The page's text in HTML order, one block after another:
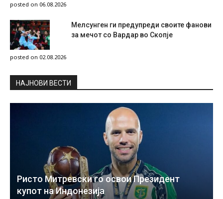
posted on 06.08.2026
Мелсунген ги предупреди своите фанови
за мечот со Вардар во Скопје
posted on 02.08.2026
НAЈНОВИ ВЕСТИ
Ристо Митревски го освои Президент
купот на Индонезија